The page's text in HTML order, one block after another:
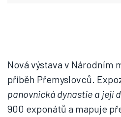
Nová výstava v Národním
příběh Přemyslovců.
panovnická dynastie a její
900 exponátů a mapuje